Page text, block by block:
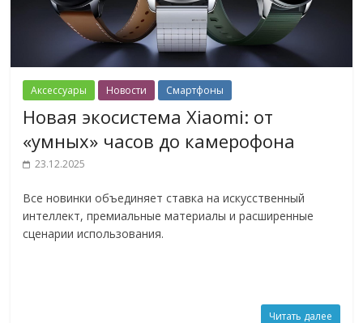
Аксессуары Новости Смартфоны
Новая экосистема Xiaomi: от
«умных» часов до камерофона
23.12.2025
Все новинки объединяет ставка на искусственный
интеллект, премиальные материалы и расширенные
сценарии использования.
Читать далее